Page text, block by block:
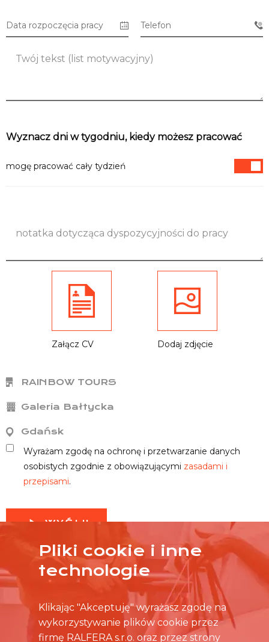
Lista sklepów
Data rozpoczęcia pracy Telefon
Wyznacz dni w tygodniu, kiedy możesz pracować
mogę pracować cały tydzień
Załącz CV Dodaj zdjęcie
RAINBOW TOURS
Galeria Bałtycka
Gdańsk
Wyrażam zgodę na ochronę i przetwarzanie danych
osobistych zgodnie z obowiązującymi zasadami i
przepisami.
WYŚLIJ
Pliki cookie i inne
technologie
Klikając "Akceptuję" wyrażasz zgodę na
wykorzystywanie plików cookie przez
firmę RALFERA s.r.o. oraz przez strony